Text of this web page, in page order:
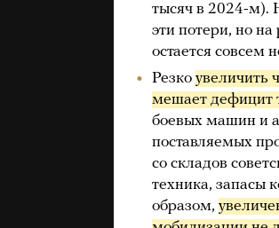
тысяч в 2024-м).
эти потери, но
остается совсем
Резко увеличить
мешает дефицит
боевых машин и
поставляемых
со складов
техника, запасы
образом,